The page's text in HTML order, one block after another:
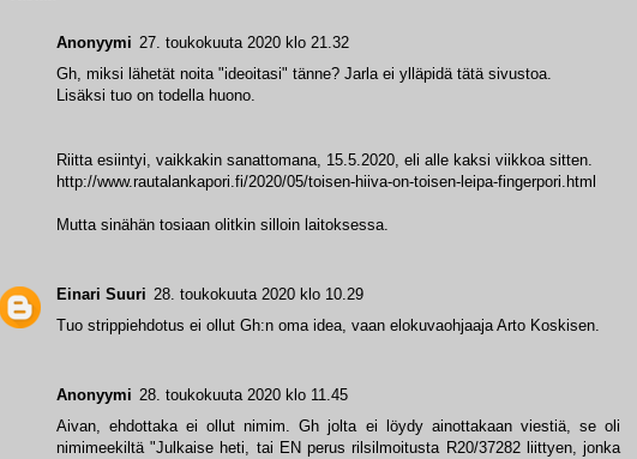
Anonyymi 27. toukokuuta 2020 klo 21.32
Gh, miksi lähetät noita "ideoitasi" tänne? Jarla ei ylläpidä tätä sivustoa.
Lisäksi tuo on todella huono.
Riitta esiintyi, vaikkakin sanattomana, 15.5.2020, eli alle kaksi viikkoa sitten.
http://www.rautalankapori.fi/2020/05/toisen-hiiva-on-toisen-leipa-fingerpori.html
Mutta sinähän tosiaan olitkin silloin laitoksessa.
Einari Suuri 28. toukokuuta 2020 klo 10.29
Tuo strippiehdotus ei ollut Gh:n oma idea, vaan elokuvaohjaaja Arto Koskisen.
Anonyymi 28. toukokuuta 2020 klo 11.45
Aivan, ehdottaka ei ollut nimim. Gh jolta ei löydy ainottakaan viestiä, se oli
nimimeekiltä "Julkaise heti, tai EN perus rilsilmoitusta R20/37282 liittyen, jonka